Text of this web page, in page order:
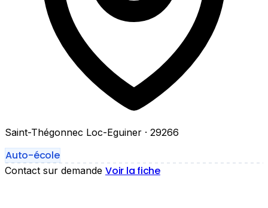
Saint-Thégonnec Loc-Eguiner · 29266
Auto-école
Contact sur demande Voir la fiche